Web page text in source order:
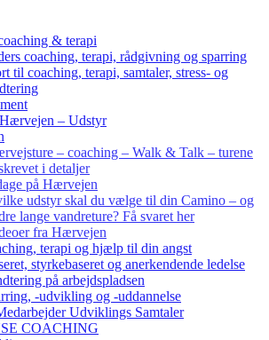
& terapi
coaching, terapi, rådgivning og sparring
til coaching, terapi, samtaler, stress- og
– Udstyr
– coaching – Walk & Talk – turene
i detaljer
på Hærvejen
udstyr skal du vælge til din Camino – og
lange vandreture? Få svaret her
fra Hærvejen
terapi og hjælp til din angst
styrkebaseret og anerkendende ledelse
på arbejdspladsen
-udvikling og -uddannelse
Udviklings Samtaler
COACHING